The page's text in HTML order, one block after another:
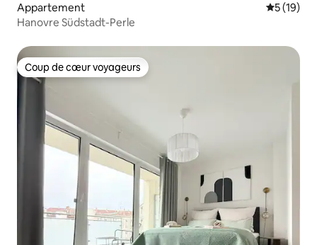
Appartement
5 (19)
Hanovre Südstadt-Perle
Coup de cœur voyageurs
Coup de cœur voyageurs